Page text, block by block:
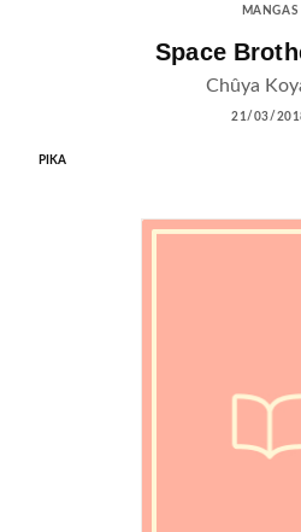
MANGAS
Space
Chûya
21/03/
PIKA